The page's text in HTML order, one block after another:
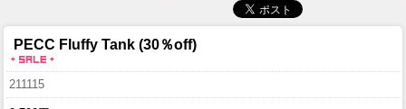
PECC Fluffy Tank (30％off)
211115